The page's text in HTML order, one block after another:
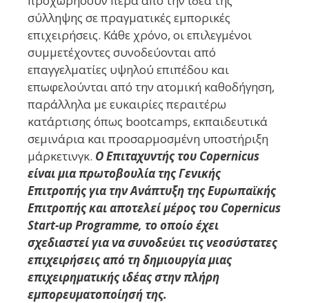
σύλληψης σε πραγματικές εμπορικές
επιχειρήσεις. Κάθε χρόνο, οι επιλεγμένοι
συμμετέχοντες συνοδεύονται από
επαγγελματίες υψηλού επιπέδου και
επωφελούνται από την ατομική καθοδήγηση,
παράλληλα με ευκαιρίες περαιτέρω
κατάρτισης όπως bootcamps, εκπαιδευτικά
σεμινάρια και προσαρμοσμένη υποστήριξη
μάρκετινγκ. Ο Επιταχυντής του Copernicus
είναι μια πρωτοβουλία της Γενικής
Επιτροπής για την Ανάπτυξη της Ευρωπαϊκής
Επιτροπής και αποτελεί μέρος του Copernicus
Start-up Programme, το οποίο έχει
σχεδιαστεί για να συνοδεύει τις νεοσύστατες
επιχειρήσεις από τη δημιουργία μιας
επιχειρηματικής ιδέας στην πλήρη
εμπορευματοποίησή της.